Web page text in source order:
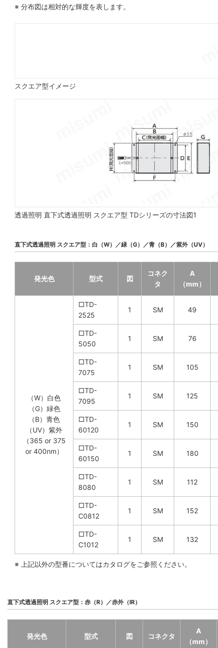
※ 分布図は相対的な輝度を表します。
スクエア型イメージ
透過照明 直下式透過照明 スクエア型 TDシリーズの寸法図1
直下式透過照明 スクエア型：白（W）／緑（G）／青（B）／紫外（UV）
発光色 型式 図
コネク
タ
A
（mm）
（W）白色
（G）緑色
（B）青色
（UV）紫外
（365 or 375
or 400nm）
□TD-
2525
1 SM 49
□TD-
5050
1 SM 76
□TD-
7075
1 SM 105
□TD-
7095
1 SM 125
□TD-
60120
1 SM 150
□TD-
60150
1 SM 180
□TD-
8080
1 SM 112
□TD-
C0812
1 SM 152
□TD-
C1012
1 SM 132
※ 上記以外の型番についてはカタログをご参照ください。
直下式透過照明 スクエア型：赤（R）／赤外（IR）
発光色 型式 図 コネクタ
A
（mm）